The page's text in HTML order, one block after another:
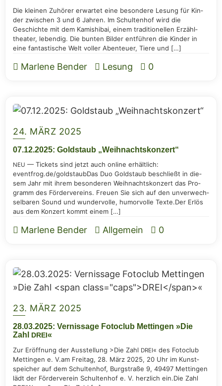
Die klei­nen Zuhö­rer erwar­tet eine beson­de­re Lesung für Kin­
der zwi­schen 3 und 6 Jah­ren. Im Schul­ten­hof wird die
Geschich­te mit dem Kami­shi­bai, einem tra­di­tio­nel­len Erzähl­
thea­ter, leben­dig. Die bun­ten Bil­der ent­füh­ren die Kin­der in
eine fan­tas­ti­sche Welt vol­ler Aben­teu­er, Tie­re und […]
Marlene Bender Lesung 0
24. MÄRZ 2025
07.12.2025: Gold­staub „Weih­nachts­kon­zert“
NEU — Tickets sind jetzt auch online erhält­lich:
eventfrog.de/goldstaubDas Duo Gold­staub beschließt in die­
sem Jahr mit ihrem beson­de­ren Weih­nachts­kon­zert das Pro­
gramm des För­der­ver­eins. Freu­en Sie sich auf den unver­wech­
sel­ba­ren Sound und wun­der­vol­le, humor­vol­le Tex­te.Der Erlös
aus dem Kon­zert kommt einem […]
Marlene Bender Allgemein 0
23. MÄRZ 2025
28.03.2025: Ver­nis­sa­ge Foto­club Mett­in­gen »Die
Zahl DREI«
Zur Eröff­nung der Aus­stel­lung >Die Zahl DREI« des Foto­club
Mett­in­gen e. V.am Frei­tag, 28. März 2025, 20 Uhr im Kunst­
spei­cher auf dem Schul­ten­hof, Burg­stra­ße 9, 49497 Mett­in­gen
lädt der För­der­ver­ein Schul­ten­hof e. V. herz­lich ein.Die Zahl